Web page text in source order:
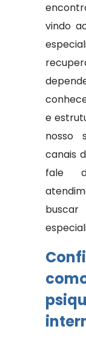
vindo
e
nosso
canais
fale